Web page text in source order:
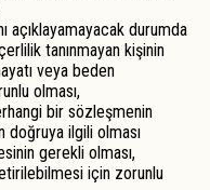
açıklayamayacak durumda
tanınmayan kişinin
veya beden
olması,
bir sözleşmenin
doğruya ilgili olması
gerekli olması,
için zorunlu